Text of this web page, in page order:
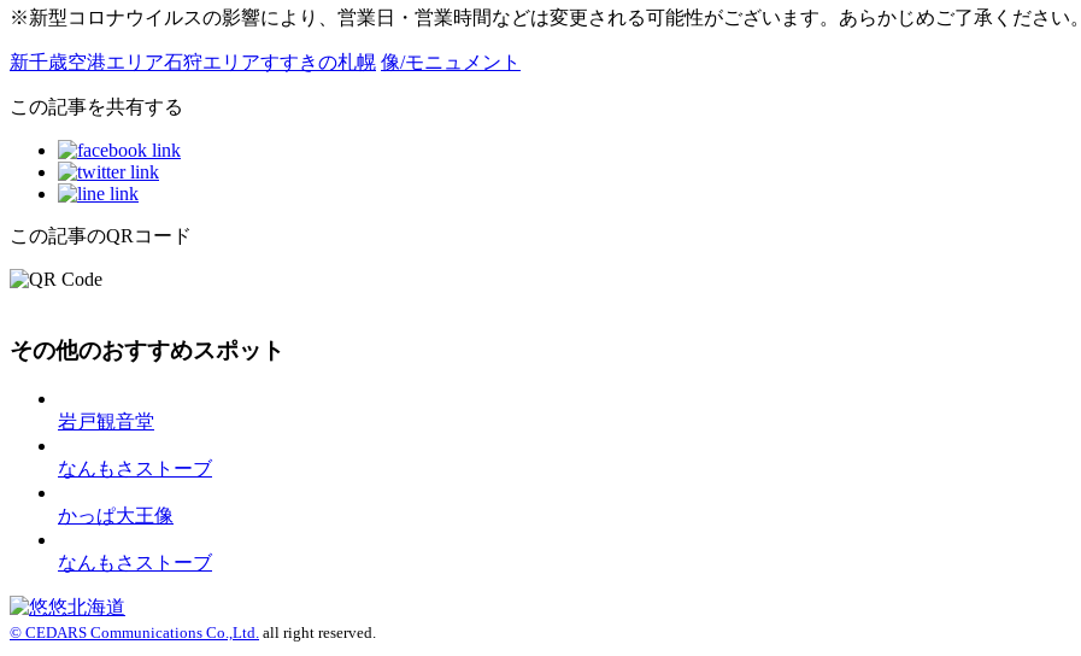
※新型コロナウイルスの影響により、営業日・営業時間などは変更される可能性がございます。あらかじめご了承ください。
新千歳空港エリア石狩エリアすすきの札幌 像/モニュメント
この記事を共有する
この記事のQRコード
その他のおすすめスポット
岩戸観音堂
なんもさストーブ
かっぱ大王像
なんもさストーブ
© CEDARS Communications Co.,Ltd. all right reserved.